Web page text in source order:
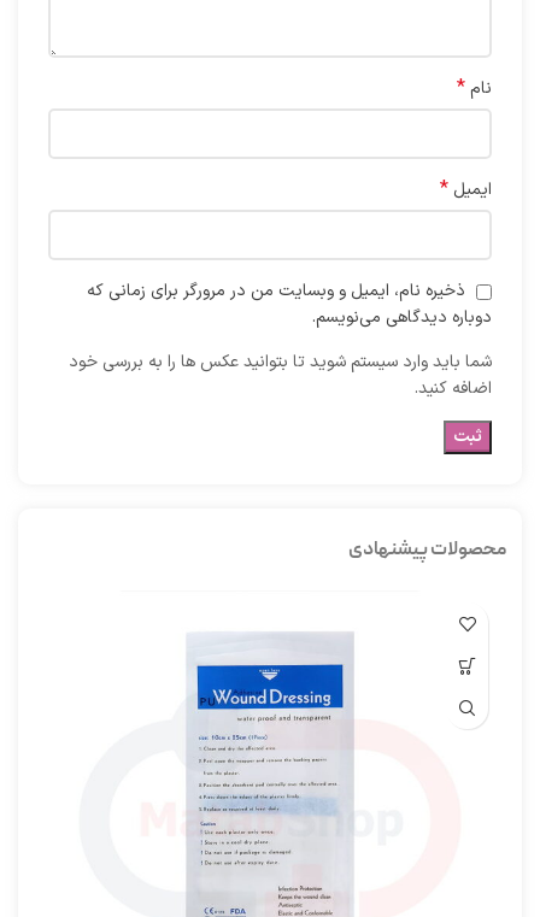
نام *
ایمیل *
ذخیره نام، ایمیل و وبسایت من در مرورگر برای زمانی که
دوباره دیدگاهی می‌نویسم.
شما باید وارد سیستم شوید تا بتوانید عکس ها را به بررسی خود
اضافه کنید.
محصولات پیشنهادی